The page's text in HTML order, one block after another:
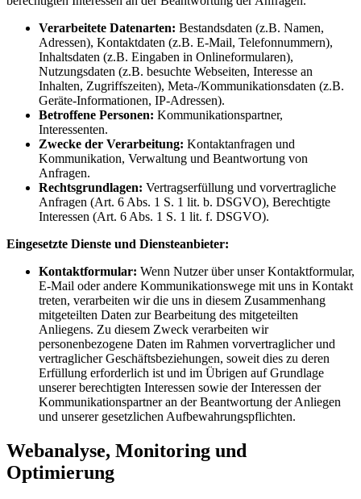
Verarbeitete Datenarten: Bestandsdaten (z.B. Namen,
Adressen), Kontaktdaten (z.B. E-Mail, Telefonnummern),
Inhaltsdaten (z.B. Eingaben in Onlineformularen),
Nutzungsdaten (z.B. besuchte Webseiten, Interesse an
Inhalten, Zugriffszeiten), Meta-/Kommunikationsdaten (z.B.
Geräte-Informationen, IP-Adressen).
Betroffene Personen: Kommunikationspartner,
Interessenten.
Zwecke der Verarbeitung: Kontaktanfragen und
Kommunikation, Verwaltung und Beantwortung von
Anfragen.
Rechtsgrundlagen: Vertragserfüllung und vorvertragliche
Anfragen (Art. 6 Abs. 1 S. 1 lit. b. DSGVO), Berechtigte
Interessen (Art. 6 Abs. 1 S. 1 lit. f. DSGVO).
Eingesetzte Dienste und Diensteanbieter:
Kontaktformular: Wenn Nutzer über unser Kontaktformular,
E-Mail oder andere Kommunikationswege mit uns in Kontakt
treten, verarbeiten wir die uns in diesem Zusammenhang
mitgeteilten Daten zur Bearbeitung des mitgeteilten
Anliegens. Zu diesem Zweck verarbeiten wir
personenbezogene Daten im Rahmen vorvertraglicher und
vertraglicher Geschäftsbeziehungen, soweit dies zu deren
Erfüllung erforderlich ist und im Übrigen auf Grundlage
unserer berechtigten Interessen sowie der Interessen der
Kommunikationspartner an der Beantwortung der Anliegen
und unserer gesetzlichen Aufbewahrungspflichten.
Webanalyse, Monitoring und
Optimierung